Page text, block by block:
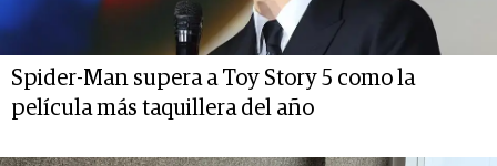
Spider-Man supera a Toy Story 5 como la
película más taquillera del año